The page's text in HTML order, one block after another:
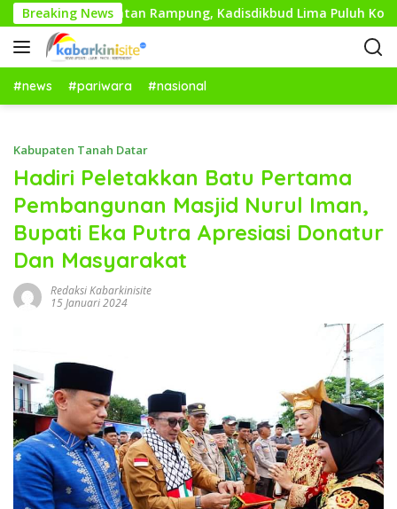
a
g
u
Breaking News
13 Kecamatan Rampung, Kadisdikbud Lima Puluh Kota
#news #pariwara #nasional
Kabupaten Tanah Datar
Hadiri Peletakkan Batu Pertama
Pembangunan Masjid Nurul Iman,
Bupati Eka Putra Apresiasi Donatur
Dan Masyarakat
Redaksi Kabarkinisite
15 Januari 2024